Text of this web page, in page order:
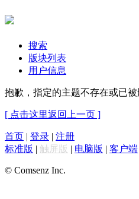
搜索
版块列表
用户信息
抱歉，指定的主题不存在或已
[ 点击这里返回上一页 ]
首页 | 登录 | 注册
标准版 | 触屏版 | 电脑版 | 客户端
© Comsenz Inc.